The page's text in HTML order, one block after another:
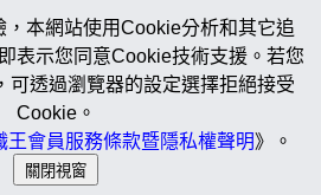
本網站使用Cookie分析和其它追
表示您同意Cookie技術支援。若您
可透過瀏覽器的設定選擇拒絕接受
Cookie。
王會員服務條款暨隱私權聲明》。